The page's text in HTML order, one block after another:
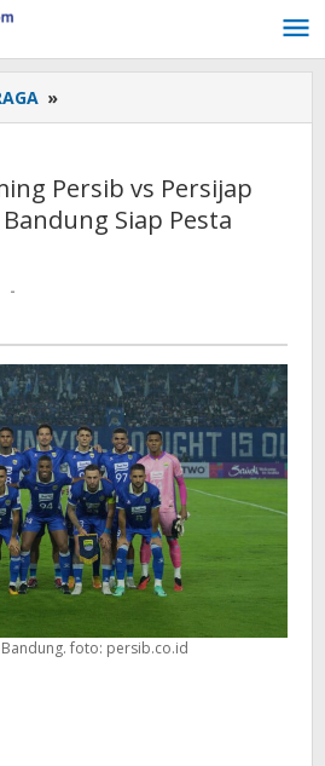
»
Live
Persib
vs
Persijap
Siap
Pesta
Juara
di
GBLA
Persib vs Persijap
Siap Pesta
oleh
-
foto: persib.co.id